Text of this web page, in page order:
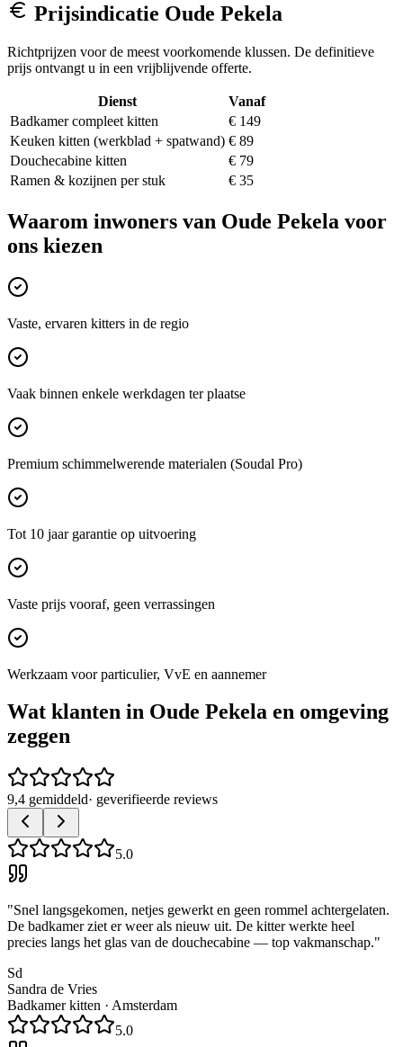
Prijsindicatie Oude Pekela
Richtprijzen voor de meest voorkomende klussen. De definitieve
prijs ontvangt u in een vrijblijvende offerte.
Dienst
Vanaf
Badkamer compleet kitten
€ 149
Keuken kitten (werkblad + spatwand) € 89
Douchecabine kitten
€ 79
Ramen & kozijnen per stuk
€ 35
Waarom inwoners van Oude Pekela voor
ons kiezen
Vaste, ervaren kitters in de regio
Vaak binnen enkele werkdagen ter plaatse
Premium schimmelwerende materialen (Soudal Pro)
Tot 10 jaar garantie op uitvoering
Vaste prijs vooraf, geen verrassingen
Werkzaam voor particulier, VvE en aannemer
Wat klanten in Oude Pekela en omgeving
zeggen
9,4 gemiddeld· geverifieerde reviews
5.0
"Snel langsgekomen, netjes gewerkt en geen rommel achtergelaten.
De badkamer ziet er weer als nieuw uit. De kitter werkte heel
precies langs het glas van de douchecabine — top vakmanschap."
Sd
Sandra de Vries
Badkamer kitten · Amsterdam
5.0